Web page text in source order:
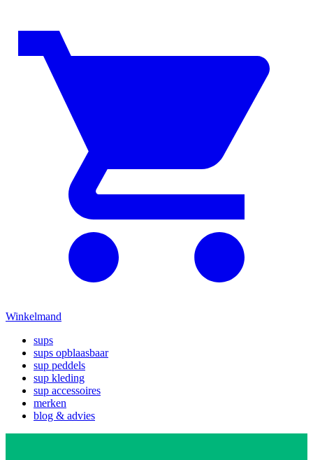
Winkelmand
sups
sups opblaasbaar
sup peddels
sup kleding
sup accessoires
merken
blog & advies